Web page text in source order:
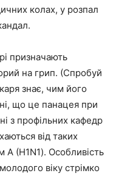
колах, у розпал
призначають
на грип. (Спробуй
знає, чим його
що це панацея при
з профільних кафедр
від таких
А (Н1N1). Особливість
віку стрімко